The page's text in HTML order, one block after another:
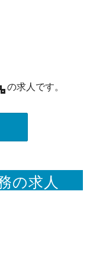
の求人です。
の求人